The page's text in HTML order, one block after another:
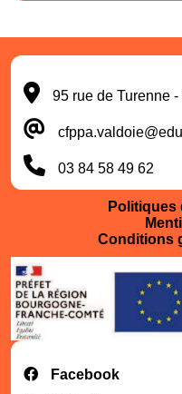
95 rue de Turenne
03 84 58 49 62
Politiques
Conditions
Facebook